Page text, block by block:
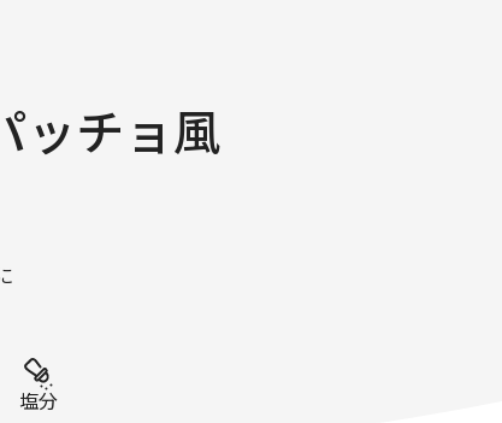
ッチョ風
塩分